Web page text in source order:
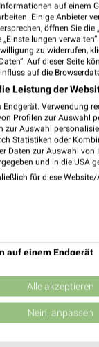
Allershausen
a. d. Ilm
21
auf einem
Einige Anbieter
öffnen Sie die
zu widerrufen,
Auf dieser Seite
auf die
Leistung der
Verwendung
Profilen zur Auswahl
Auswahl
Statistiken oder
Daten zur Auswahl von
und in die USA
für diese Website/
auf einem Endgerät
Werbeanzeigen
Alle akzeptieren
Nein, anpassen